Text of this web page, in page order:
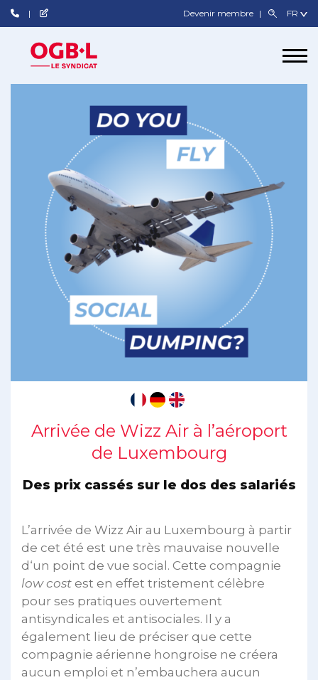
Devenir membre
Arrivée de Wizz Air à l’aéroport
de Luxembourg
Des prix cassés sur le dos des salariés
L’arrivée de Wizz Air au Luxembourg à partir
de cet été est une très mauvaise nouvelle
d‘un point de vue social. Cette compagnie
low cost est en effet tristement célèbre
pour ses pratiques ouvertement
antisyndicales et antisociales. Il y a
également lieu de préciser que cette
compagnie aérienne hongroise ne créera
aucun emploi et n’embauchera aucun